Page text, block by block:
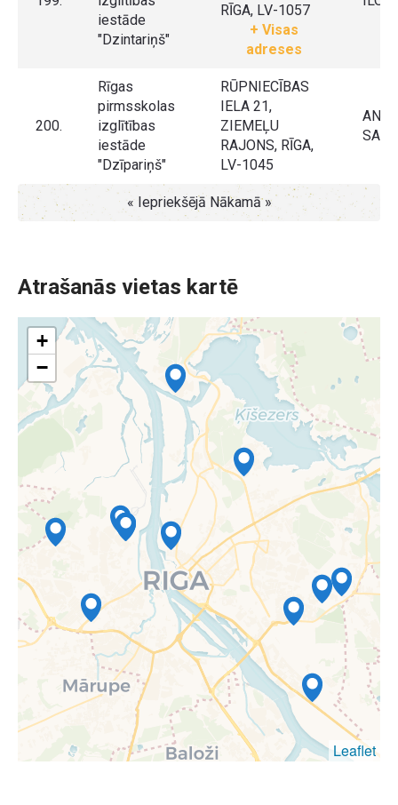
iestāde
"Dzintariņš"
RĪGA, LV-1057
+ Visas
adreses
200.
Rīgas
pirmsskolas
izglītības
iestāde
"Dzīpariņš"
RŪPNIECĪBAS
IELA 21,
ZIEMEĻU
RAJONS, RĪGA,
LV-1045
« Iepriekšējā Nākamā »
Atrašanās vietas kartē
+
−
Leaflet